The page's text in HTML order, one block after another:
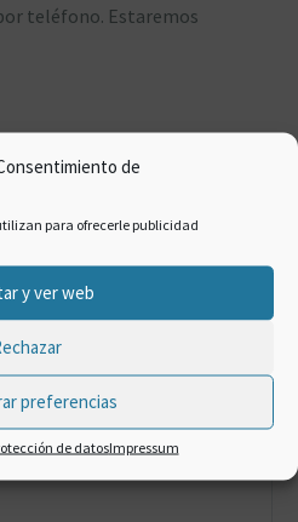
de
para ofrecerle publicidad
y ver web
preferencias
de datosImpressum
teléfono. Estaremos